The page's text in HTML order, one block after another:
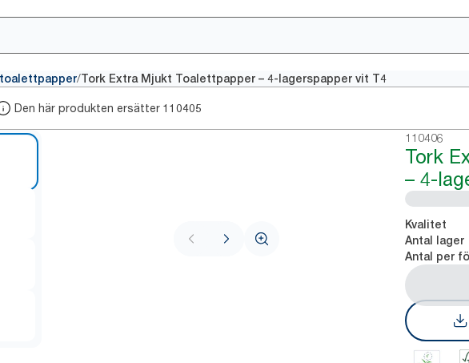
/Tork Extra Mjukt Toalettpapper – 4-lagerspapper vit T4
Den här produkten ersätter 110405
110406
Tork
– 4-
Kvalitet
Antal lager
Antal per